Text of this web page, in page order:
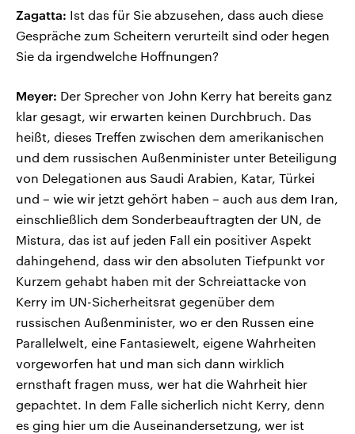
Zagatta: Ist das für Sie abzusehen, dass auch diese
Gespräche zum Scheitern verurteilt sind oder hegen
Sie da irgendwelche Hoffnungen?
Meyer: Der Sprecher von John Kerry hat bereits ganz
klar gesagt, wir erwarten keinen Durchbruch. Das
heißt, dieses Treffen zwischen dem amerikanischen
und dem russischen Außenminister unter Beteiligung
von Delegationen aus Saudi Arabien, Katar, Türkei
und – wie wir jetzt gehört haben – auch aus dem Iran,
einschließlich dem Sonderbeauftragten der UN, de
Mistura, das ist auf jeden Fall ein positiver Aspekt
dahingehend, dass wir den absoluten Tiefpunkt vor
Kurzem gehabt haben mit der Schreiattacke von
Kerry im UN-Sicherheitsrat gegenüber dem
russischen Außenminister, wo er den Russen eine
Parallelwelt, eine Fantasiewelt, eigene Wahrheiten
vorgeworfen hat und man sich dann wirklich
ernsthaft fragen muss, wer hat die Wahrheit hier
gepachtet. In dem Falle sicherlich nicht Kerry, denn
es ging hier um die Auseinandersetzung, wer ist